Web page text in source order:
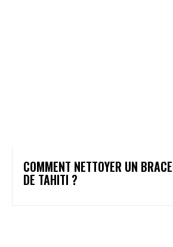
COMMENT NETTOYER UN
DE TAHITI ?